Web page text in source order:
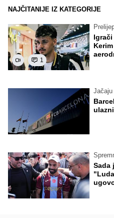
NAJČITANIJE IZ KATEGORIJE
1
Jačaju
Sada